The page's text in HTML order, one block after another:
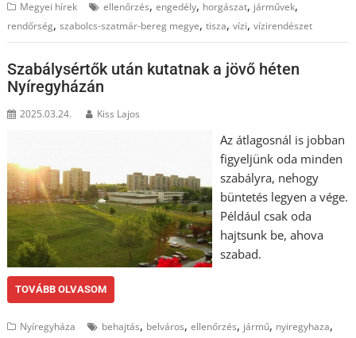
Megyei hírek ellenőrzés,engedély, horgászat, járművek,
rendőrség,szabolcs-szatmár-bereg megye,tisza,vízi,vízirendészet
Szabálysértők után kutatnak a jövő héten
Nyíregyházán
2025.03.24. Kiss Lajos
Az átlagosnál is jobban
figyeljünk oda minden
szabályra, nehogy
büntetés legyen a vége.
Például csak oda
hajtsunk be, ahova
szabad.
TOVÁBB OLVASOM
Nyíregyháza behajtás, belváros,ellenőrzés, jármű, nyiregyhaza,